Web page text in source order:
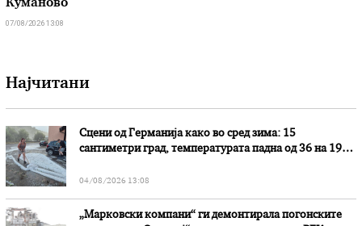
Куманово
07/08/2026 13:08
Најчитани
Сцени од Германија како во сред зима: 15
сантиметри град, температурата падна од 36 на 19
04/08/2026 13:08
„Марковски компани“ ги демонтирала погонските